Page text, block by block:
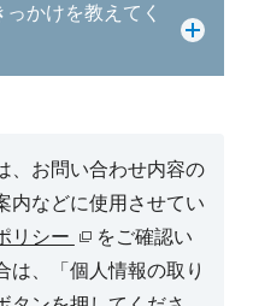
かけを教えてく
、お問い合わせ内容の
内などに使用させてい
リシー
をご確認い
は、「個人情報の取り